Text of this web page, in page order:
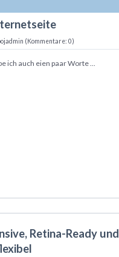
(Kommentare: 0)
ich auch eien paar Worte ...
05.05.
Retina-Ready und